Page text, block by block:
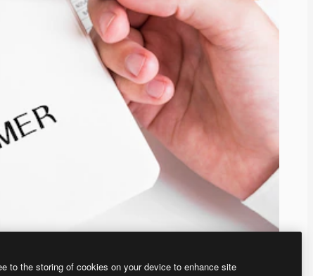
to the storing of cookies on your device to enhance site